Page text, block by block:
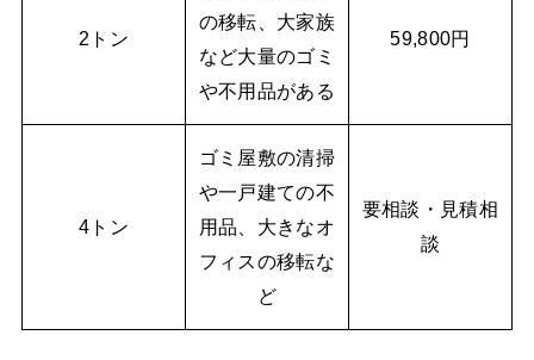
2トン
の移転、大家族
など大量のゴミ
や不用品がある
59,800円
4トン
ゴミ屋敷の清掃
や一戸建ての不
用品、大きなオ
フィスの移転な
ど
要相談・見積相
談